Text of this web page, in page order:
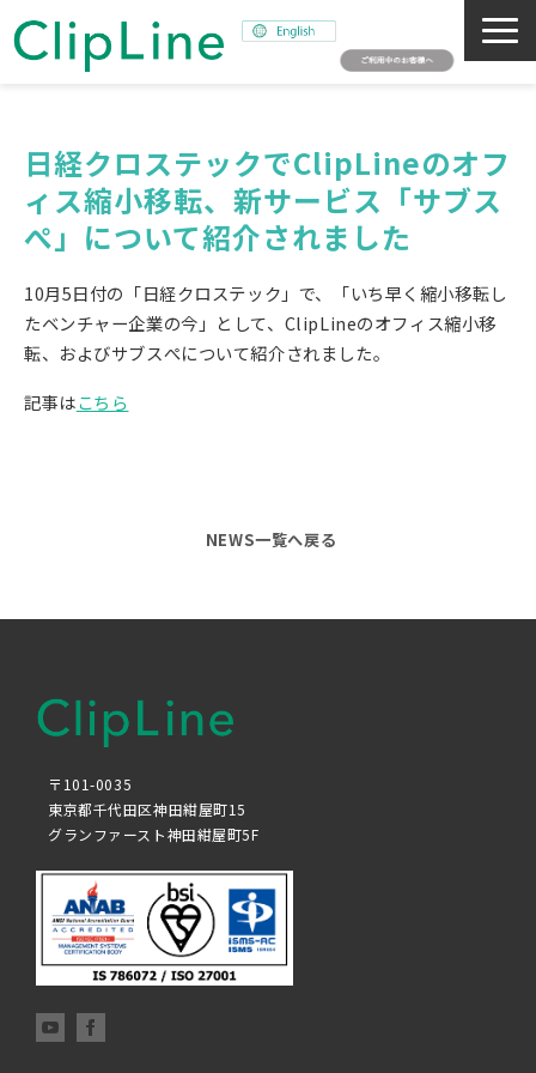
事業紹介
ミッション
ニュース
採用情報
SNAPSHOT
日経クロステックでClipLineのオフ
ィス縮小移転、新サービス「サブス
ぺ」について紹介されました
10月5日付の「日経クロステック」で、「いち早く縮小移転し
たベンチャー企業の今」として、ClipLineのオフィス縮小移
転、およびサブスぺについて紹介されました。
記事はこちら
NEWS一覧へ戻る
〒101-0035
東京都千代田区神田紺屋町15
グランファースト神田紺屋町5F